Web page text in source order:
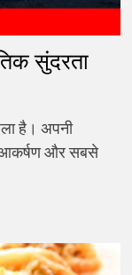
सुंदरता
है। अपनी
आकर्षण और सबसे